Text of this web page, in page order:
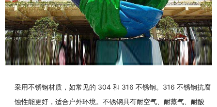
采用不锈钢材质，如常见的 304 和 316 不锈钢。316 不锈钢抗腐
蚀性能更好，适合户外环境。不锈钢具有耐空气、耐蒸气、耐酸